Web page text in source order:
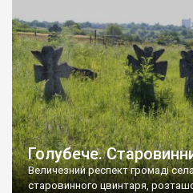
Голубече.
Величезний респект громаді
старовинного цвинтаря,